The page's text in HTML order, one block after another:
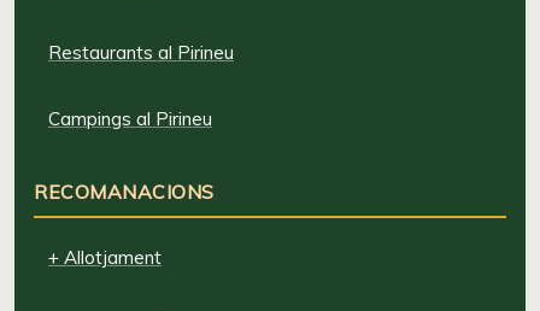
Restaurants al Pirineu
Campings al Pirineu
RECOMANACIONS
+ Allotjament